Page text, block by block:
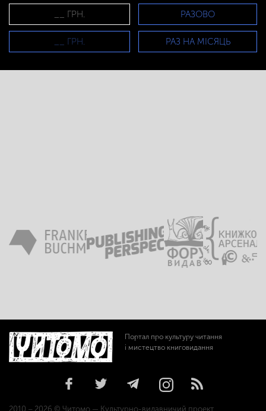
РАЗОВО
РАЗ НА МІСЯЦЬ
Портал про культуру читання
і мистецтво книговидання
2010 – 2026 © Читомо — Культурно-видавничий проект